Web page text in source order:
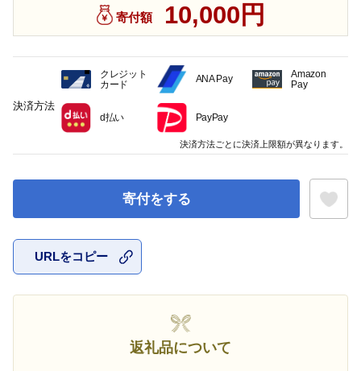
寄付額 10,000円
寄付をする
URLをコピー
返礼品について
決済方法
クレジット
カード
ANA Pay
Amazon
Pay
d払い PayPay
決済方法ごとに決済上限額が異なります。